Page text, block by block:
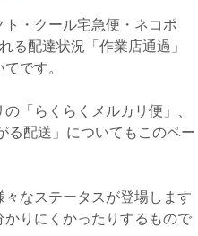
・クール宅急便・ネコポ
る配達状況「作業店通過」
です。
「らくらくメルカリ便」、
る配送」についてもこのペー
なステータスが登場します
りにくかったりするもので